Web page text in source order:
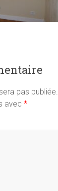
pas publiée.
avec *